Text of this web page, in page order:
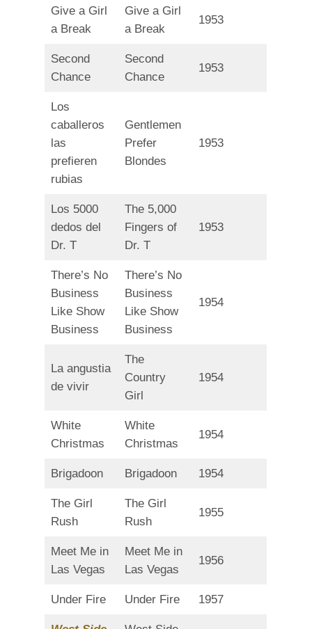
Give a Girl
a Break
Give a Girl
a Break
1953
Second
Chance
Second
Chance
1953
Los
caballeros
las
prefieren
rubias
Gentlemen
Prefer
Blondes
1953
Los 5000
dedos del
Dr. T
The 5,000
Fingers of
Dr. T
1953
There’s No
Business
Like Show
Business
There’s No
Business
Like Show
Business
1954
La angustia
de vivir
The
Country
Girl
1954
White
Christmas
White
Christmas
1954
Brigadoon Brigadoon 1954
The Girl
Rush
The Girl
Rush
1955
Meet Me in
Las Vegas
Meet Me in
Las Vegas
1956
Under Fire Under Fire 1957